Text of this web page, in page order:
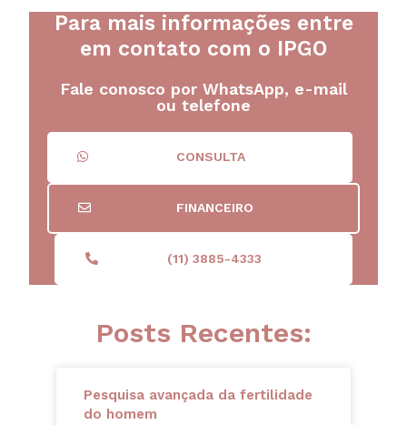
Para mais informações entre
em contato com o IPGO
Fale conosco por WhatsApp, e-mail
ou telefone
CONSULTA
FINANCEIRO
(11) 3885-4333
Posts Recentes:
Pesquisa avançada da fertilidade
do homem